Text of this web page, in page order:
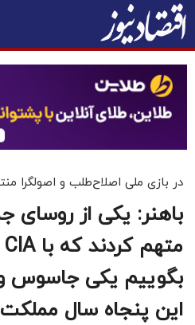
در بازی ملی اصلاح‌طلب و اصولگرا
باهنر: یکی از روسای
بگوییم یکی جاسوس
این پنجاه سال